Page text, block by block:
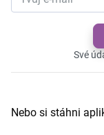
Své
Nebo si stáhni